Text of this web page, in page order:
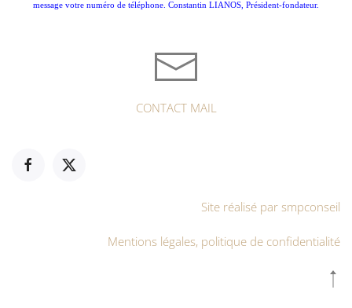
message votre numéro de téléphone. Constantin LIANOS, Président-fondateur.
CONTACT MAIL
Site réalisé par smpconseil
Mentions légales, politique de confidentialité